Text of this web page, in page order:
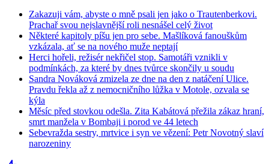
Zakazuji vám, abyste o mně psali jen jako o Trautenberkovi.
Prachař svou nejslavnější roli nesnášel celý život
Některé kapitoly píšu jen pro sebe. Mašlíková fanouškům
vzkázala, ať se na nového muže neptají
Herci hořeli, režisér nekřičel stop. Samotáři vznikli v
podmínkách, za které by dnes tvůrce skončily u soudu
Sandra Nováková zmizela ze dne na den z natáčení Ulice.
Pravdu řekla až z nemocničního lůžka v Motole, ozvala se
kýla
Měsíc před stovkou odešla. Zita Kabátová přežila zákaz hraní,
smrt manžela v Bombaji i porod ve 44 letech
Sebevražda sestry, mrtvice i syn ve vězení: Petr Novotný slaví
narozeniny